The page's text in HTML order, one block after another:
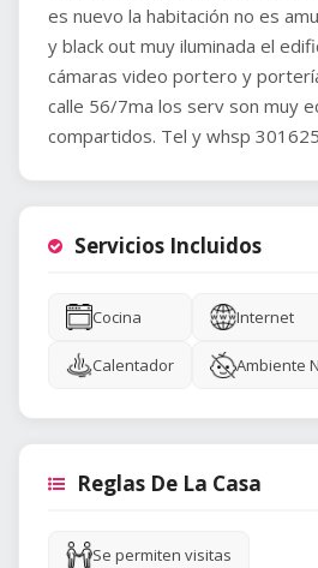
es nuevo la habitación no es
y black out muy iluminada el
cámaras video portero y
calle 56/7ma los serv son muy
Servicios Incluidos
Cocina Internet
Calentador Ambiente
Reglas De La Casa
Se permiten visitas